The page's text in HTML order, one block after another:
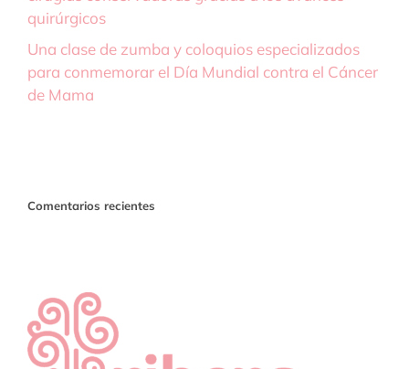
quirúrgicos
Una clase de zumba y coloquios especializados
para conmemorar el Día Mundial contra el Cáncer
de Mama
Comentarios recientes